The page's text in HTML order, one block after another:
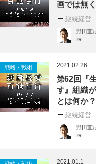
画では無
継続経営
野田宜
表
戦略・戦術 2021.02.26
第62回『
す』組織
とは何か？
継続経営
野田宜
表
2021.01.1